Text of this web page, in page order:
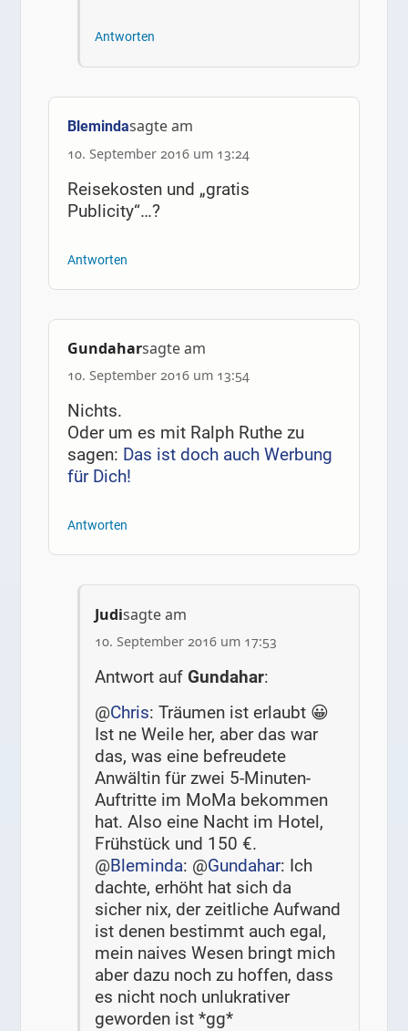
Antworten
Blemindasagte am
10. September 2016 um 13:24
Reisekosten und „gratis
Publicity“…?
Antworten
Gundaharsagte am
10. September 2016 um 13:54
Nichts.
Oder um es mit Ralph Ruthe zu
sagen: Das ist doch auch Werbung
für Dich!
Antworten
Judisagte am
10. September 2016 um 17:53
Antwort auf Gundahar:
@Chris: Träumen ist erlaubt 😀
Ist ne Weile her, aber das war
das, was eine befreudete
Anwältin für zwei 5-Minuten-
Auftritte im MoMa bekommen
hat. Also eine Nacht im Hotel,
Frühstück und 150 €.
@Bleminda: @Gundahar: Ich
dachte, erhöht hat sich da
sicher nix, der zeitliche Aufwand
ist denen bestimmt auch egal,
mein naives Wesen bringt mich
aber dazu noch zu hoffen, dass
es nicht noch unlukrativer
geworden ist *gg*